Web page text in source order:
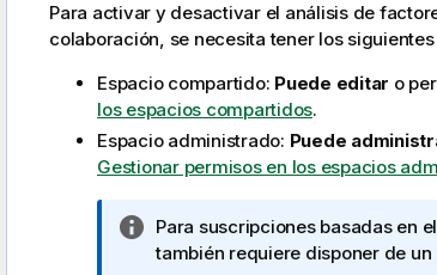
Para activar y desactivar el análisis de
colaboración, se necesita tener los
Espacio compartido: Puede editar o
los espacios compartidos.
Espacio administrado: Puede
Gestionar permisos en los espacios
N
o
Para suscripciones basadas en
también requiere disponer de